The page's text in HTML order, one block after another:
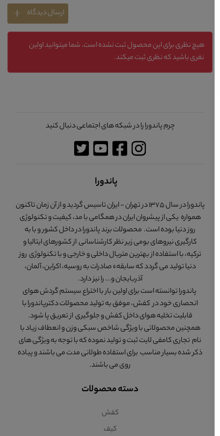
ارسال دیدگاه
هیچ نظری برای این محصول ثبت نشده است. شما میتوانید اولین
نفری باشید که نظری ثبت میکند.
چرم پاندورا را در شبکه های اجتماعی دنبال کنید
پاندورا
پاندورا در سال 1375 در تهران - ایران تاسیس گردید و از آن زمان تاکنون
همواره یکی از پیشروان ایران در همگامی با مد، کیفیت و تکنولوژی
روز دنیا بوده است. محصولات برند پاندورا در داخل کشور و با به
کارگیری نیروهای بومی زیر نظر کارشناسانی از کشورهای ایتالیا و
ترکیه، با استفاده از بهترین متریال داخلی و خارجی و با تکنولوژی روز
دنیا تولید می گردد که سابقهء صادرات به روسیه، اکراین، آلمان،
آذربایجان و... را نیز دارد.
پاندورا توانسته است برای اولین بار با اختراع سیستم گردش هوای
انحصاری خود در کفش، موفق به تولید محصولات دکترپاندورا با
قابلیت تخلیه هوای داخل کفش و جلوگیری از تعریق پا شود.
همچنین محصولاتی با ویژگی شاخص سبکی وزن و انعطاف زیاد با
نام تجاری کامفی لایت ثبت و تولید نموده که با توجه به ویژگی های
ذکر شده بسیار مناسب برای استفاده طولانی مدت می باشند و پیاده
روی می باشند.
دسته محصولات
کفش
کیف